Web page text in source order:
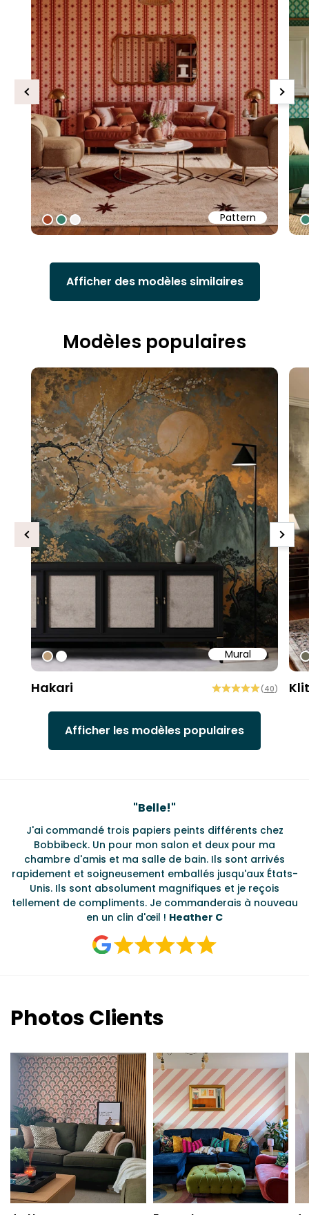
Pattern
#a34426
#39816d
#f3f1ef
Previous Next
Afficher des modèles similaires
Modèles populaires
Mural
#bd9e7a
#ffffff
Hakari (40)
Previous Next
Afficher les modèles populaires
"Belle!"
J'ai commandé trois papiers peints différents chez
Bobbibeck. Un pour mon salon et deux pour ma
chambre d'amis et ma salle de bain. Ils sont arrivés
rapidement et soigneusement emballés jusqu'aux États-
Unis. Ils sont absolument magnifiques et je reçois
tellement de compliments. Je commanderais à nouveau
en un clin d'œil ! Heather C
Photos Clients